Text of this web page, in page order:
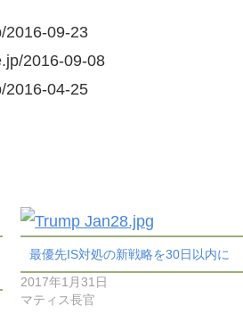
2016-09-23
2016-09-08
2016-04-25
最優先IS対処の新戦略を30日以内に
2017年1月31日
マティス長官